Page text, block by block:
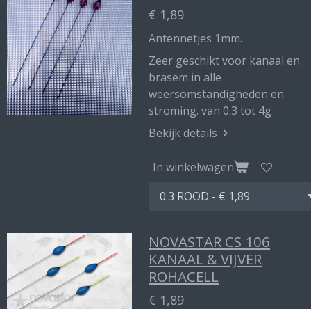
€ 1,89
Antennetjes 1mm.
Zeer geschikt voor kanaal en
brasem in alle
weersomstandigheden en
stroming. van 0.3 tot 4g
Bekijk details
In winkelwagen
NOVASTAR CS 106
KANAAL & VIJVER
ROHACELL
€ 1,89